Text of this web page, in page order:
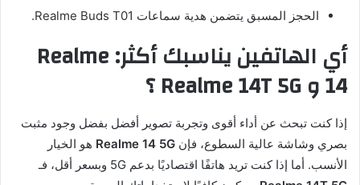
الحجز المسبق يتضمن هدية سماعات Realme Buds T01.
أي الهاتفين يناسبك أكثر: Realme
14 و Realme 14T 5G ؟
إذا كنت تبحث عن أداء أقوى وتجربة تصوير أفضل بفضل وجود مثبت
بصري وشاشة عالية السطوع، فإن Realme 14 5G هو الخيار
الأنسب. أما إذا كنت تريد هاتفًا اقتصاديًا بدعم 5G وبسعر أقل، فـ